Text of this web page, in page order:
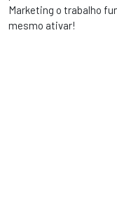
Marketing o trabalho
mesmo ativar!